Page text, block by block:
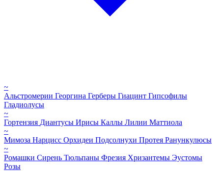
~
Альстромерии Георгина Герберы Гиацинт Гипсофилы
Гладиолусы
~
Гортензия Диантусы Ирисы Каллы Лилии Маттиола
~
Мимоза Нарцисс Орхидеи Подсолнухи Протея Ранункулюсы
~
Ромашки Сирень Тюльпаны Фрезия Хризантемы Эустомы
Розы